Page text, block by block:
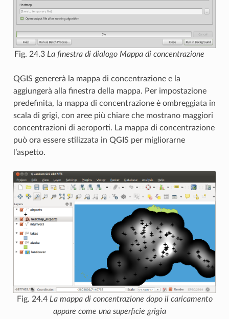
Fig. 24.3 La finestra di dialogo Mappa di concentrazione
QGIS genererà la mappa di concentrazione e la
aggiungerà alla finestra della mappa. Per impostazione
predefinita, la mappa di concentrazione è ombreggiata in
scala di grigi, con aree più chiare che mostrano maggiori
concentrazioni di aeroporti. La mappa di concentrazione
può ora essere stilizzata in QGIS per migliorarne
l’aspetto.
Fig. 24.4 La mappa di concentrazione dopo il caricamento
appare come una superficie grigia